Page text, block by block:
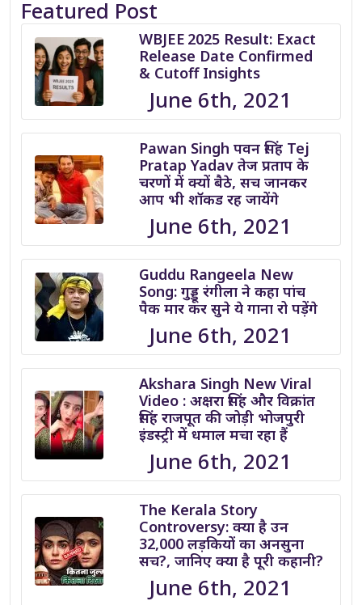
Featured Post
WBJEE 2025 Result: Exact
Release Date Confirmed
& Cutoff Insights
June 6th, 2021
Pawan Singh पवन सिंह Tej
Pratap Yadav तेज प्रताप के
चरणों में क्यों बैठे, सच जानकर
आप भी शॉकड रह जायेंगे
June 6th, 2021
Guddu Rangeela New
Song: गुड्डू रंगीला ने कहा पांच
पैक मार कर सुने ये गाना रो पड़ेंगे
June 6th, 2021
Akshara Singh New Viral
Video : अक्षरा सिंह और विक्रांत
सिंह राजपूत की जोड़ी भोजपुरी
इंडस्ट्री में धमाल मचा रहा हैं
June 6th, 2021
The Kerala Story
Controversy: क्या है उन
32,000 लड़कियों का अनसुना
सच?, जानिए क्या है पूरी कहानी?
June 6th, 2021